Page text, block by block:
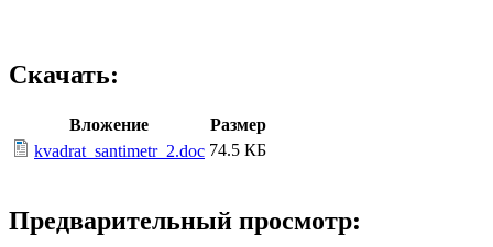
Скачать:
Вложение
Размер
kvadrat_santimetr_2.doc 74.5 КБ
Предварительный просмотр: